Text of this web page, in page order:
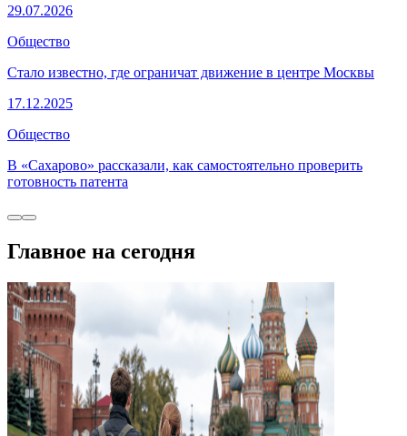
29.07.2026
Общество
Стало известно, где ограничат движение в центре Москвы
17.12.2025
Общество
В «Сахарово» рассказали, как самостоятельно проверить
готовность патента
Главное на сегодня